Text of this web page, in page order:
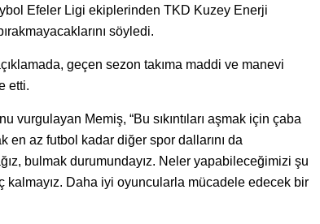
Efeler Ligi ekiplerinden TKD Kuzey Enerji
söyledi.
geçen sezon takıma maddi ve manevi
etti.
vurgulayan Memiş, “Bu sıkıntıları aşmak için çaba
az futbol kadar diğer spor dallarını da
bulmak durumundayız. Neler yapabileceğimizi şu
kalmayız. Daha iyi oyuncularla mücadele edecek bir